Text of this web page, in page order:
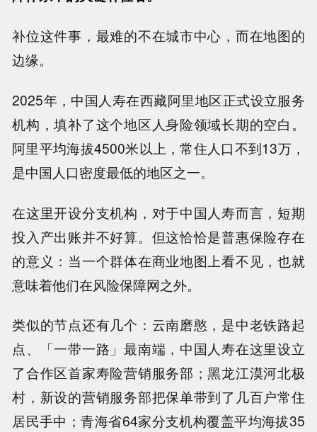
补位这件事，最难的不在城市中心，而在地图的
边缘。
2025年，中国人寿在西藏阿里地区正式设立服务
机构，填补了这个地区人身险领域长期的空白。
阿里平均海拔4500米以上，常住人口不到13万，
是中国人口密度最低的地区之一。
在这里开设分支机构，对于中国人寿而言，短期
投入产出账并不好算。但这恰恰是普惠保险存在
的意义：当一个群体在商业地图上看不见，也就
意味着他们在风险保障网之外。
类似的节点还有几个：云南磨憨，是中老铁路起
点、「一带一路」最南端，中国人寿在这里设立
了合作区首家寿险营销服务部；黑龙江漠河北极
村，新设的营销服务部把保单带到了几百户常住
居民手中；青海省64家分支机构覆盖平均海拔35